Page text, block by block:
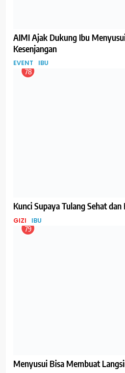
Bayi Baru Lahir Butuh ASI
IBU
83
Jangan Abaikan Kaki Bengkak
84
Menyambut Ramadan, Tips
untuk Berpuasa